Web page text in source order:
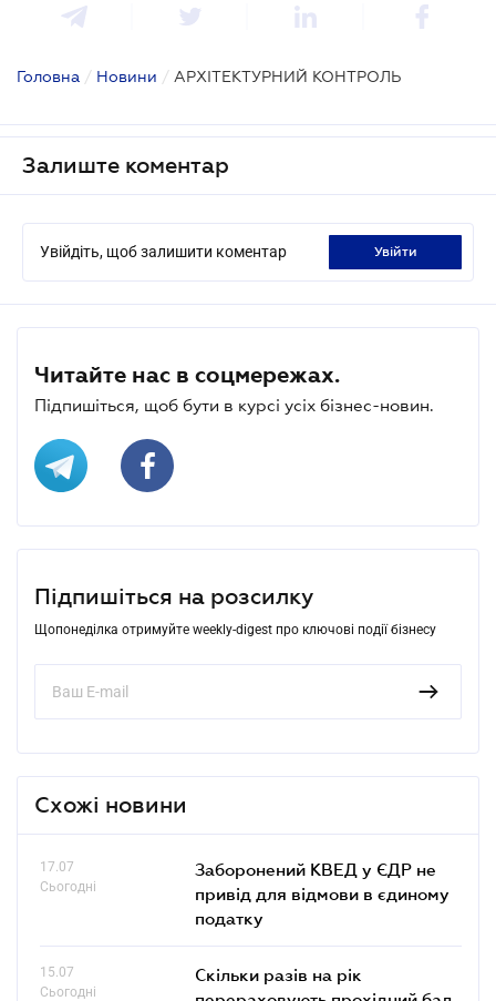
Головна / Новини / АРХІТЕКТУРНИЙ КОНТРОЛЬ
Залиште коментар
Увійдіть, щоб залишити коментар увійти
Читайте нас в соцмережах.
Підпишіться, щоб бути в курсі усіх бізнес-новин.
Підпишіться на розсилку
Щопонеділка отримуйте weekly-digest про ключові події бізнесу
Схожі новини
17.07
Сьогодні
Заборонений КВЕД у ЄДР не
привід для відмови в єдиному
податку
15.07
Сьогодні
Скільки разів на рік